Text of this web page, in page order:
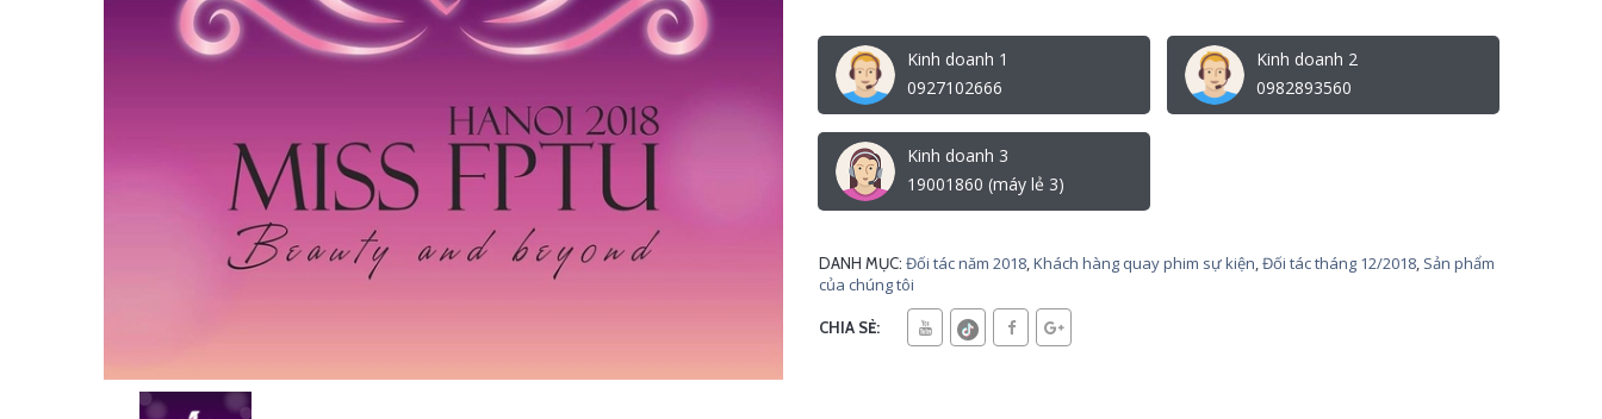
Kinh doanh 1
0927102666
Kinh doanh 2
0982893560
Kinh doanh 3
19001860 (máy lẻ 3)
DANH MỤC: Đối tác năm 2018,Khách hàng quay phim sự kiện,Đối tác tháng 12/2018, Sản phẩm
của chúng tôi
CHIA SẺ: